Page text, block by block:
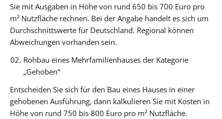
Sie mit Ausgaben in Höhe von rund 650 bis 700 Euro pro
m² Nutzfläche rechnen. Bei der Angabe handelt es sich um
Durchschnittswerte für Deutschland. Regional können
Abweichungen vorhanden sein.
Rohbau eines Mehrfamilienhauses der Kategorie
„Gehoben“
Entscheiden Sie sich für den Bau eines Hauses in einer
gehobenen Ausführung, dann kalkulieren Sie mit Kosten in
Höhe von rund 750 bis 800 Euro pro m² Nutzfläche.